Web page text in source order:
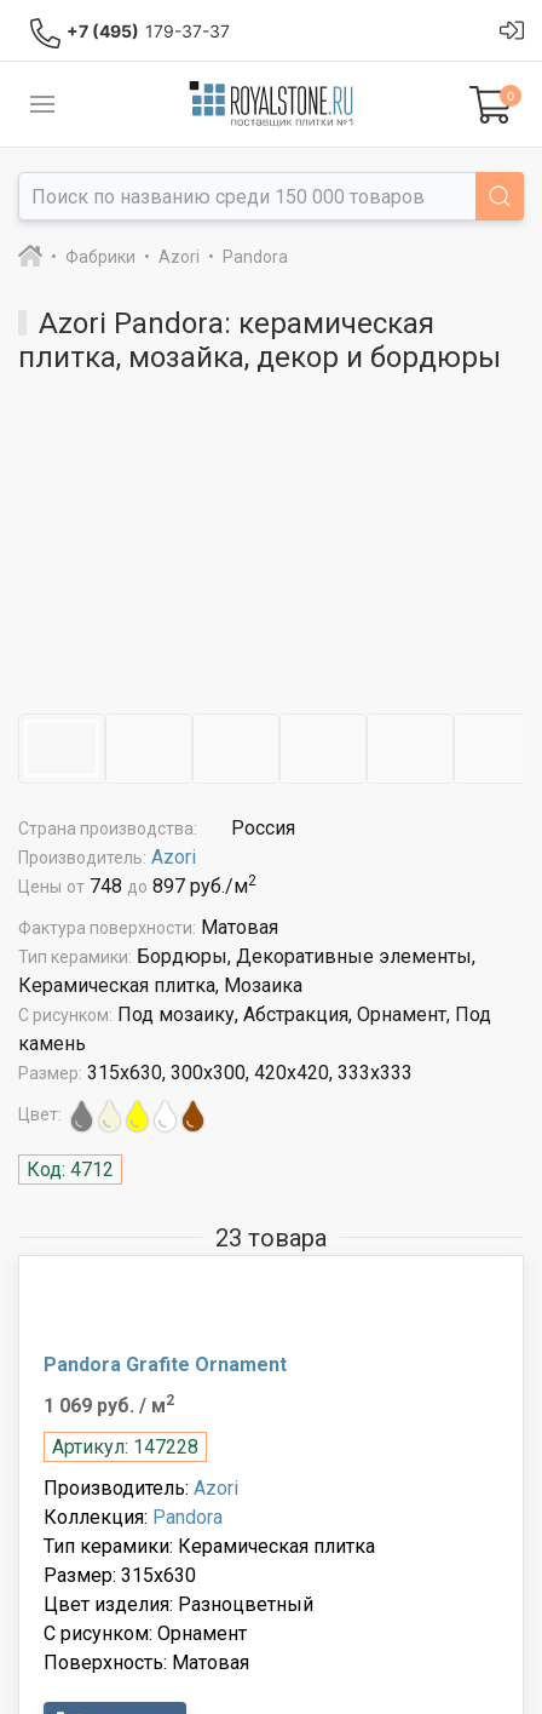
+7 (495) 179-37-37
0
Фабрики Azori Pandora
Azori Pandora: керамическая
плитка, мозайка, декор и бордюры
Страна производства: Россия
Производитель: Azori
Цены от 748 до 897 руб./м2
Фактура поверхности: Матовая
Тип керамики: Бордюры, Декоративные элементы,
Керамическая плитка, Мозаика
С рисунком: Под мозаику, Абстракция, Орнамент, Под
камень
Размер: 315x630, 300x300, 420x420, 333x333
Цвет:
Код: 4712
23 товара
Pandora Grafite Ornament
1 069 руб. / м2
Артикул: 147228
Производитель: Azori
Коллекция: Pandora
Тип керамики: Керамическая плитка
Размер: 315x630
Цвет изделия: Разноцветный
С рисунком: Орнамент
Поверхность: Матовая